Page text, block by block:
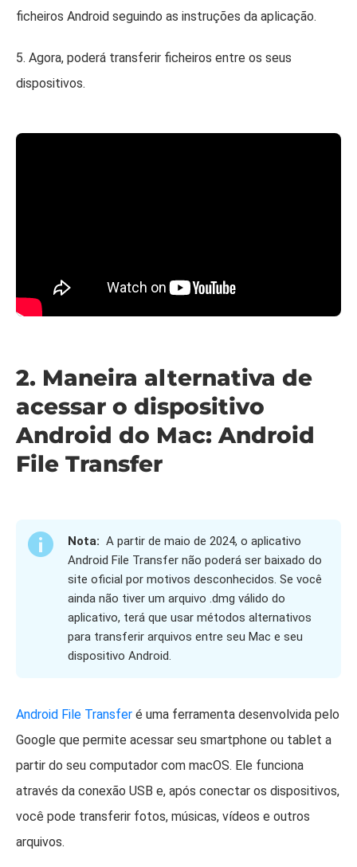
ficheiros Android seguindo as instruções da aplicação.
5. Agora, poderá transferir ficheiros entre os seus
dispositivos.
2. Maneira alternativa de
acessar o dispositivo
Android do Mac: Android
File Transfer
Nota: A partir de maio de 2024, o aplicativo
Android File Transfer não poderá ser baixado do
site oficial por motivos desconhecidos. Se você
ainda não tiver um arquivo .dmg válido do
aplicativo, terá que usar métodos alternativos
para transferir arquivos entre seu Mac e seu
dispositivo Android.
Android File Transfer é uma ferramenta desenvolvida pelo
Google que permite acessar seu smartphone ou tablet a
partir do seu computador com macOS. Ele funciona
através da conexão USB e, após conectar os dispositivos,
você pode transferir fotos, músicas, vídeos e outros
arquivos.